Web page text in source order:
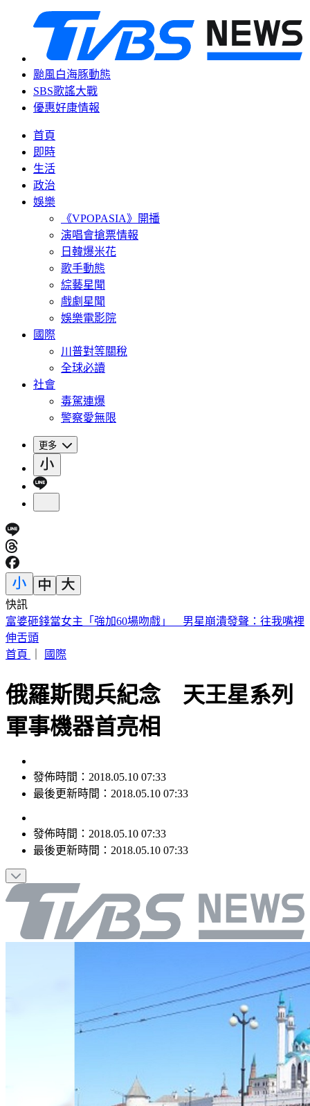
颱風白海豚動態
SBS歌謠大戰
優惠好康情報
首頁
即時
生活
政治
娛樂
《VPOPASIA》開播
演唱會搶票情報
日韓爆米花
歌手動態
綜藝星聞
戲劇星聞
娛樂電影院
國際
川普對等關稅
全球必讀
社會
毒駕連爆
警察愛無限
更多
快訊
富婆砸錢當女主「強加60場吻戲」 男星崩潰發聲：往我嘴裡
伸舌頭
首頁
國際
俄羅斯閱兵紀念 天王星系列
軍事機器首亮相
發佈時間：2018.05.10 07:33
最後更新時間：2018.05.10 07:33
發佈時間： 2018.05.10 07:33
最後更新時間： 2018.05.10 07:33